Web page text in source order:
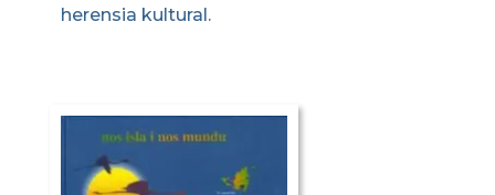
herensia kultural.